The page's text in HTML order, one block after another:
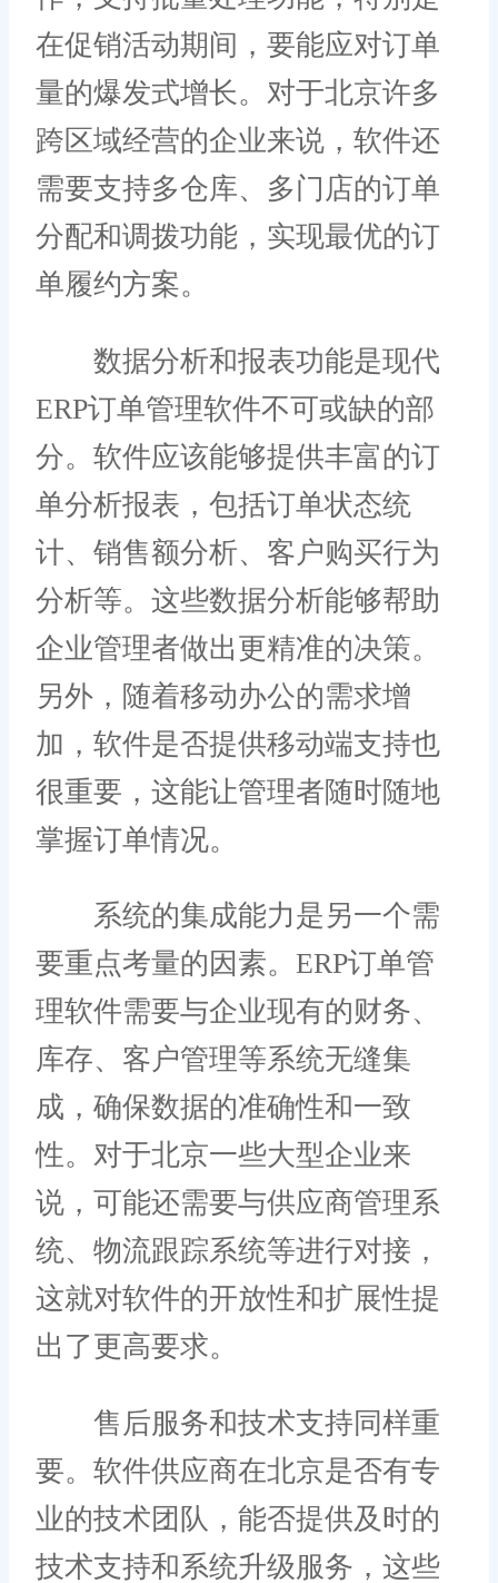
在促销活动期间，要能应对订单
量的爆发式增长。对于北京许多
跨区域经营的企业来说，软件还
需要支持多仓库、多门店的订单
分配和调拨功能，实现最优的订
单履约方案。
数据分析和报表功能是现代
ERP订单管理软件不可或缺的部
分。软件应该能够提供丰富的订
单分析报表，包括订单状态统
计、销售额分析、客户购买行为
分析等。这些数据分析能够帮助
企业管理者做出更精准的决策。
另外，随着移动办公的需求增
加，软件是否提供移动端支持也
很重要，这能让管理者随时随地
掌握订单情况。
系统的集成能力是另一个需
要重点考量的因素。ERP订单管
理软件需要与企业现有的财务、
库存、客户管理等系统无缝集
成，确保数据的准确性和一致
性。对于北京一些大型企业来
说，可能还需要与供应商管理系
统、物流跟踪系统等进行对接，
这就对软件的开放性和扩展性提
出了更高要求。
售后服务和技术支持同样重
要。软件供应商在北京是否有专
业的技术团队，能否提供及时的
技术支持和系统升级服务，这些